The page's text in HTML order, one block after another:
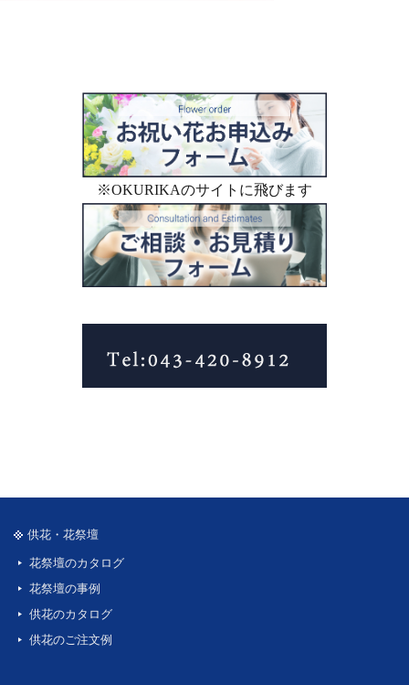
※OKURIKAのサイトに飛びます
供花・花祭壇
花祭壇のカタログ
花祭壇の事例
供花のカタログ
供花のご注文例